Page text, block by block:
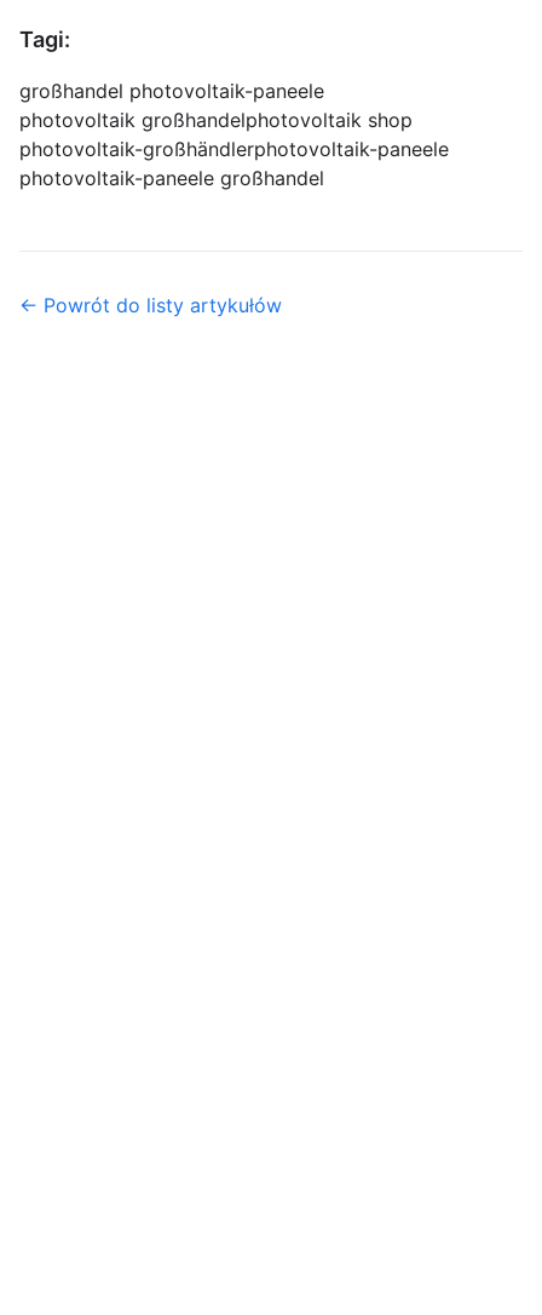
Tagi:
großhandel photovoltaik-paneele
photovoltaik großhandelphotovoltaik shop
photovoltaik-großhändlerphotovoltaik-paneele
photovoltaik-paneele großhandel
← Powrót do listy artykułów